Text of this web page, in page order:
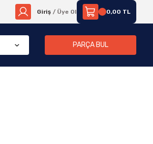
Giriş / Üye Ol 0,00 TL
PARÇA BUL